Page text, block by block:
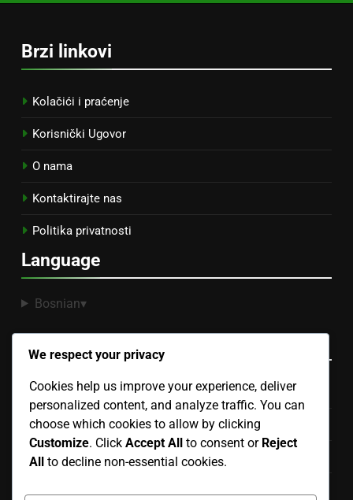
Brzi linkovi
Kolačići i praćenje
Korisnički Ugovor
O nama
Kontaktirajte nas
Politika privatnosti
Language
Bosnian▾
Kategorije
Budžetiranje za Display Advertising
Efikasne strategije ciljanog oglašavanja prikaza
Kreativni formati u prikaznom oglašavanju
We respect your privacy
Cookies help us improve your experience, deliver
personalized content, and analyze traffic. You can
choose which cookies to allow by clicking
Customize. Click Accept All to consent or Reject
All to decline non-essential cookies.